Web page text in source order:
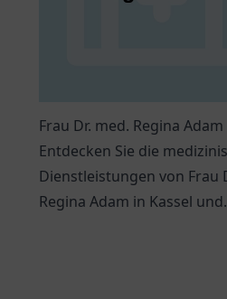
Frau Dr. med. Regina Adam
Entdecken Sie die
Dienstleistungen von Frau
Regina Adam in Kassel und